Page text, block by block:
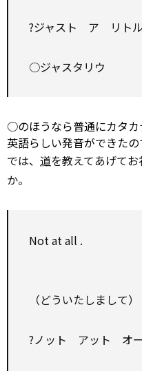
?ジャスト ア リトル
○ジャスタリウ
○のほうなら普通にカタカ
英語らしい発音ができたの
では、 道を教えてあげて
か。
Notat all .
（どういたしまして）
?ノット アット オ